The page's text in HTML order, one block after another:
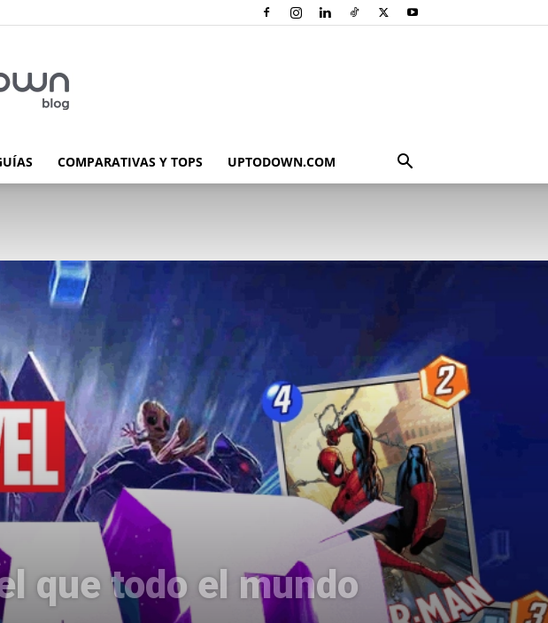
COMPARATIVAS Y TOPS UPTODOWN.COM
que todo el mundo